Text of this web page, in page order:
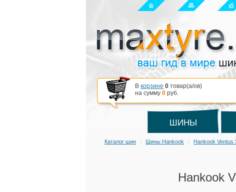
В корзине 0 товар(a/ов)
на сумму 0 руб.
ШИНЫ
Каталог шин Шины Hankook Hankook Ventus
Hankook